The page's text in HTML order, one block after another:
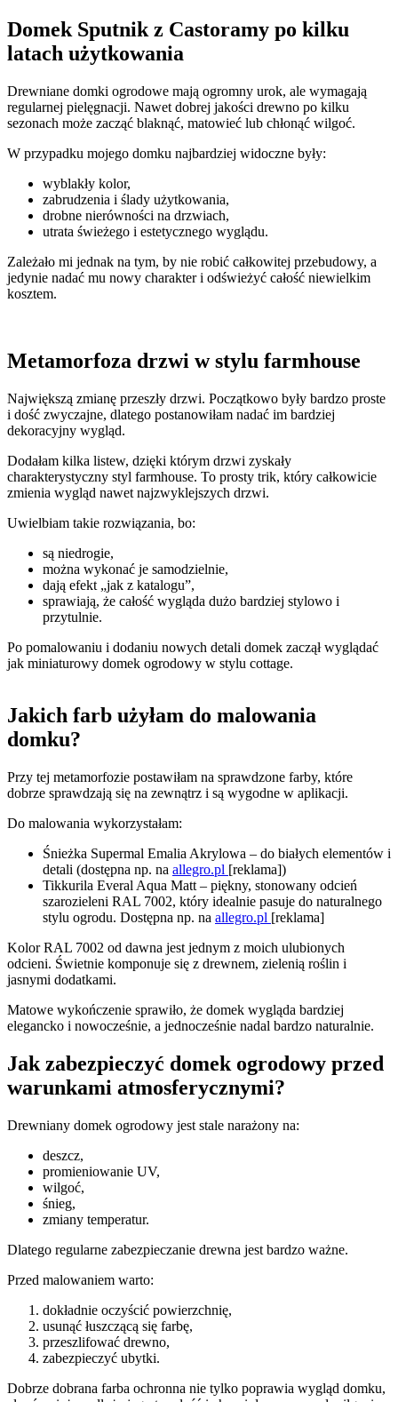
Domek Sputnik z Castoramy po kilku
latach użytkowania
Drewniane domki ogrodowe mają ogromny urok, ale wymagają
regularnej pielęgnacji. Nawet dobrej jakości drewno po kilku
sezonach może zacząć blaknąć, matowieć lub chłonąć wilgoć.
W przypadku mojego domku najbardziej widoczne były:
wyblakły kolor,
zabrudzenia i ślady użytkowania,
drobne nierówności na drzwiach,
utrata świeżego i estetycznego wyglądu.
Zależało mi jednak na tym, by nie robić całkowitej przebudowy, a
jedynie nadać mu nowy charakter i odświeżyć całość niewielkim
kosztem.
Metamorfoza drzwi w stylu farmhouse
Największą zmianę przeszły drzwi. Początkowo były bardzo proste
i dość zwyczajne, dlatego postanowiłam nadać im bardziej
dekoracyjny wygląd.
Dodałam kilka listew, dzięki którym drzwi zyskały
charakterystyczny styl farmhouse. To prosty trik, który całkowicie
zmienia wygląd nawet najzwyklejszych drzwi.
Uwielbiam takie rozwiązania, bo:
są niedrogie,
można wykonać je samodzielnie,
dają efekt „jak z katalogu”,
sprawiają, że całość wygląda dużo bardziej stylowo i
przytulnie.
Po pomalowaniu i dodaniu nowych detali domek zaczął wyglądać
jak miniaturowy domek ogrodowy w stylu cottage.
Jakich farb użyłam do malowania
domku?
Przy tej metamorfozie postawiłam na sprawdzone farby, które
dobrze sprawdzają się na zewnątrz i są wygodne w aplikacji.
Do malowania wykorzystałam:
Śnieżka Supermal Emalia Akrylowa – do białych elementów i
detali (dostępna np. na allegro.pl [reklama])
Tikkurila Everal Aqua Matt – piękny, stonowany odcień
szarozieleni RAL 7002, który idealnie pasuje do naturalnego
stylu ogrodu. Dostępna np. na allegro.pl [reklama]
Kolor RAL 7002 od dawna jest jednym z moich ulubionych
odcieni. Świetnie komponuje się z drewnem, zielenią roślin i
jasnymi dodatkami.
Matowe wykończenie sprawiło, że domek wygląda bardziej
elegancko i nowocześnie, a jednocześnie nadal bardzo naturalnie.
Jak zabezpieczyć domek ogrodowy przed
warunkami atmosferycznymi?
Drewniany domek ogrodowy jest stale narażony na:
deszcz,
promieniowanie UV,
wilgoć,
śnieg,
zmiany temperatur.
Dlatego regularne zabezpieczanie drewna jest bardzo ważne.
Przed malowaniem warto:
dokładnie oczyścić powierzchnię,
usunąć łuszczącą się farbę,
przeszlifować drewno,
zabezpieczyć ubytki.
Dobrze dobrana farba ochronna nie tylko poprawia wygląd domku,